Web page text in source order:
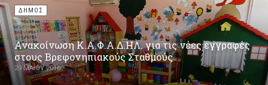
ΔΗΜΟΣ
Ανακοίνωση Κ.Α.Φ.Α.Δ.ΗΛ. για τις νέες εγγραφές
στους Βρεφονηπιακούς Σταθμούς
29 ΜΑΪ́ΟΥ 2016